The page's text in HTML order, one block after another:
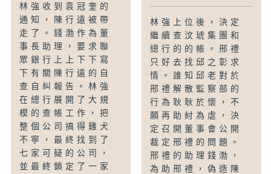
林強收到袁冠奎的
通知，陳行遠被帶
走了。錢渤作為董
事長助理，要求聯
眾銀行上上下下寫
下有關陳行遠的自
查自糾報告。林強
在總行展開了大規
模的查帳工作，把
整個公司搞得雞犬
不寧，最終找到了
七家可疑的公司，
並最終鎖定了一家
林強上位後，決定
繼續查汶琥集團和
總行的的帳。邢禮
只好去找邱之彰求
情。誰知邱老對於
邢禮解散監察部的
行為耿耿於懷，不
願再助紂為虐，決
定召開董事會公開
裁定邢禮的問題。
邢禮的助理錢渤，
為助邢禮，偽造陳